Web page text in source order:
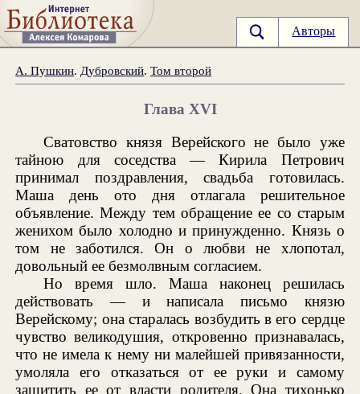
Авторы
А. Пушкин. Дубровский.Том второй
Глава XVI
Сватовство князя Верейского не было уже
тайною для соседства — Кирила Петрович
принимал поздравления, свадьба готовилась.
Маша день ото дня отлагала решительное
объявление. Между тем обращение ее со старым
женихом было холодно и принужденно. Князь о
том не заботился. Он о любви не хлопотал,
довольный ее безмолвным согласием.
Но время шло. Маша наконец решилась
действовать — и написала письмо князю
Верейскому; она старалась возбудить в его сердце
чувство великодушия, откровенно признавалась,
что не имела к нему ни малейшей привязанности,
умоляла его отказаться от ее руки и самому
защитить ее от власти родителя. Она тихонько